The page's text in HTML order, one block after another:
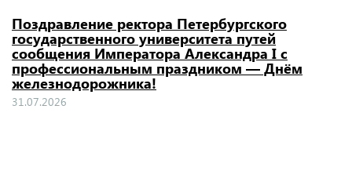
Поздравление ректора Петербургского
государственного университета путей
сообщения Императора Александра I с
профессиональным праздником — Днём
железнодорожника!
31.07.2026